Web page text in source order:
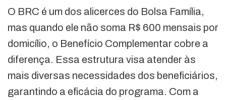
O BRC é um dos alicerces do Bolsa Família,
mas quando ele não soma R$ 600 mensais por
domicílio, o Benefício Complementar cobre a
diferença. Essa estrutura visa atender às
mais diversas necessidades dos beneficiários,
garantindo a eficácia do programa. Com a